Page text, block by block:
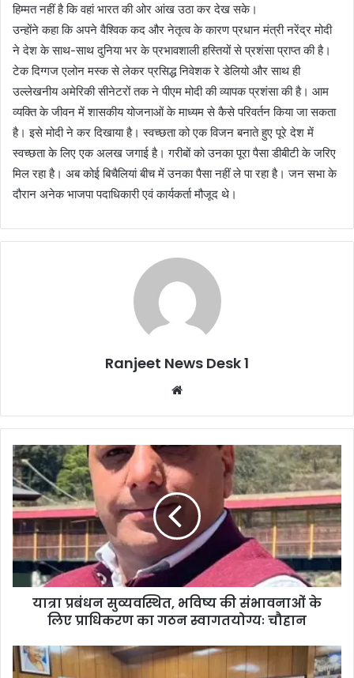
हिम्मत नहीं है कि वहां भारत की ओर आंख उठा कर देख सके।
उन्होंने कहा कि अपने वैश्विक कद और नेतृत्व के कारण प्रधान मंत्री नरेंद्र मोदी
ने देश के साथ-साथ दुनिया भर के प्रभावशाली हस्तियों से प्रशंसा प्राप्त की है।
टेक दिग्गज एलोन मस्क से लेकर प्रसिद्ध निवेशक रे डेलियो और साथ ही
उल्लेखनीय अमेरिकी सीनेटरों तक ने पीएम मोदी की व्यापक प्रशंसा की है। आम
व्यक्ति के जीवन में शासकीय योजनाओं के माध्यम से कैसे परिवर्तन किया जा सकता
है। इसे मोदी ने कर दिखाया है। स्वच्छता को एक विजन बनाते हुए पूरे देश में
स्वच्छता के लिए एक अलख जगाई है। गरीबों को उनका पूरा पैसा डीबीटी के जरिए
मिल रहा है। अब कोई बिचैलियां बीच में उनका पैसा नहीं ले पा रहा है। जन सभा के
दौरान अनेक भाजपा पदाधिकारी एवं कार्यकर्ता मौजूद थे।
Ranjeet News Desk 1
te
यात्रा प्रबंधन सुव्यवस्थित, भविष्य की संभावनाओं के
लिए प्राधिकरण का गठन स्वागतयोग्यः चौहान